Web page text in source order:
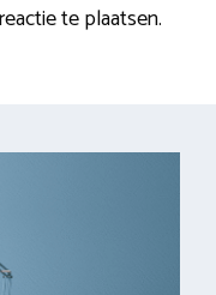
te plaatsen.